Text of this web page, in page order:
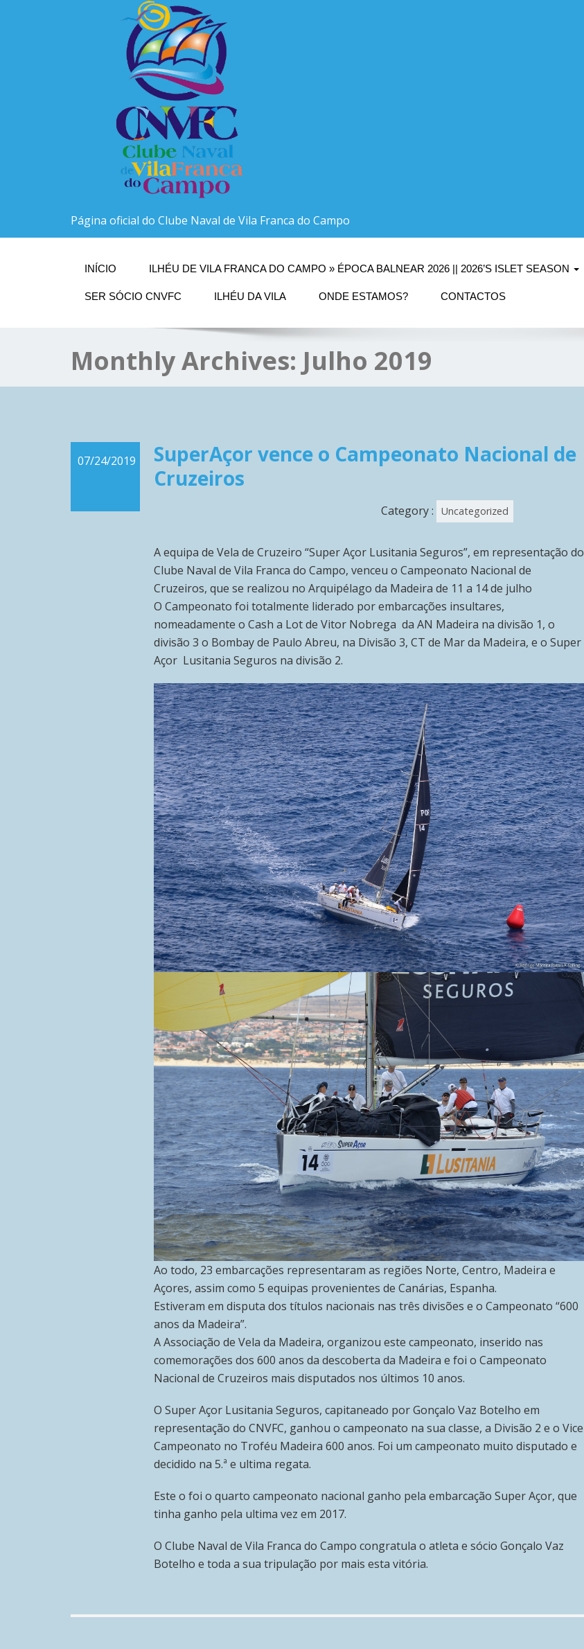
Página oficial do Clube Naval de Vila Franca do Campo
INÍCIO ILHÉU DE VILA FRANCA DO CAMPO » ÉPOCA BALNEAR 2026 || 2026’S ISLET SEASON
SER SÓCIO CNVFC ILHÉU DA VILA ONDE ESTAMOS? CONTACTOS
Monthly Archives: Julho 2019
07/24/2019
SuperAçor vence o Campeonato Nacional de
Cruzeiros
Category : Uncategorized
A equipa de Vela de Cruzeiro “Super Açor Lusitania Seguros”, em representação do
Clube Naval de Vila Franca do Campo, venceu o Campeonato Nacional de
Cruzeiros, que se realizou no Arquipélago da Madeira de 11 a 14 de julho
O Campeonato foi totalmente liderado por embarcações insultares,
nomeadamente o Cash a Lot de Vitor Nobrega da AN Madeira na divisão 1, o
divisão 3 o Bombay de Paulo Abreu, na Divisão 3, CT de Mar da Madeira, e o Super
Açor Lusitania Seguros na divisão 2.
Ao todo, 23 embarcações representaram as regiões Norte, Centro, Madeira e
Açores, assim como 5 equipas provenientes de Canárias, Espanha.
Estiveram em disputa dos títulos nacionais nas três divisões e o Campeonato “600
anos da Madeira”.
A Associação de Vela da Madeira, organizou este campeonato, inserido nas
comemorações dos 600 anos da descoberta da Madeira e foi o Campeonato
Nacional de Cruzeiros mais disputados nos últimos 10 anos.
O Super Açor Lusitania Seguros, capitaneado por Gonçalo Vaz Botelho em
representação do CNVFC, ganhou o campeonato na sua classe, a Divisão 2 e o Vice
Campeonato no Troféu Madeira 600 anos. Foi um campeonato muito disputado e
decidido na 5.ª e ultima regata.
Este o foi o quarto campeonato nacional ganho pela embarcação Super Açor, que
tinha ganho pela ultima vez em 2017.
O Clube Naval de Vila Franca do Campo congratula o atleta e sócio Gonçalo Vaz
Botelho e toda a sua tripulação por mais esta vitória.